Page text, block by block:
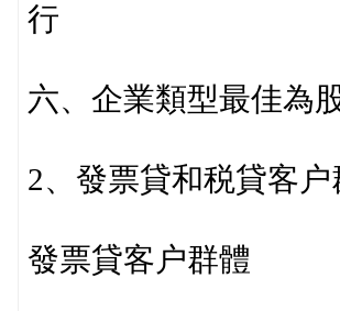
行
六、企業類型最佳為
2、發票貸和税貸客户
發票貸客户群體